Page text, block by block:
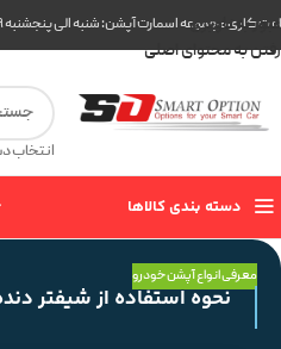
عبور به ناوبری
رفتن به محتوای اصلی
کاری مجموعه اسمارت آپشن: شنبه الی پنجشنبه ۹ تا ۲۰
انتخاب
دسته بندی کالاها
معرفی انواع آپشن خودرو
نحوه استفاده از شیفتر